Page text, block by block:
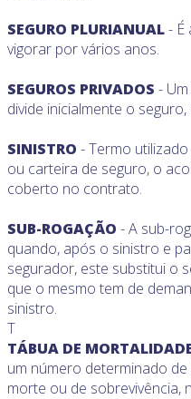
SEGURO PLURIANUAL- É
vigorar por vários anos.
SEGUROS PRIVADOS -
divide inicialmente o
SINISTRO - Termo
ou carteira de seguro, o
coberto no contrato.
SUB-ROGAÇÃO - A sub-
quando, após o sinistro e
segurador, este substitui o
que o mesmo tem de
sinistro.
T
TÁBUA DE
um número determinado
morte ou de sobrevivência,